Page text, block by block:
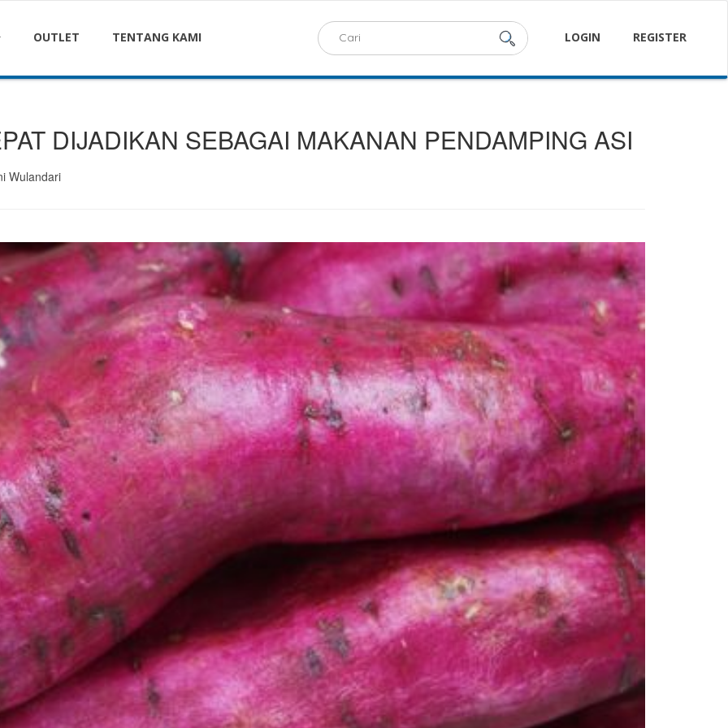
OUTLET TENTANG KAMI LOGIN REGISTER
DIJADIKAN SEBAGAI MAKANAN PENDAMPING ASI
Wulandari